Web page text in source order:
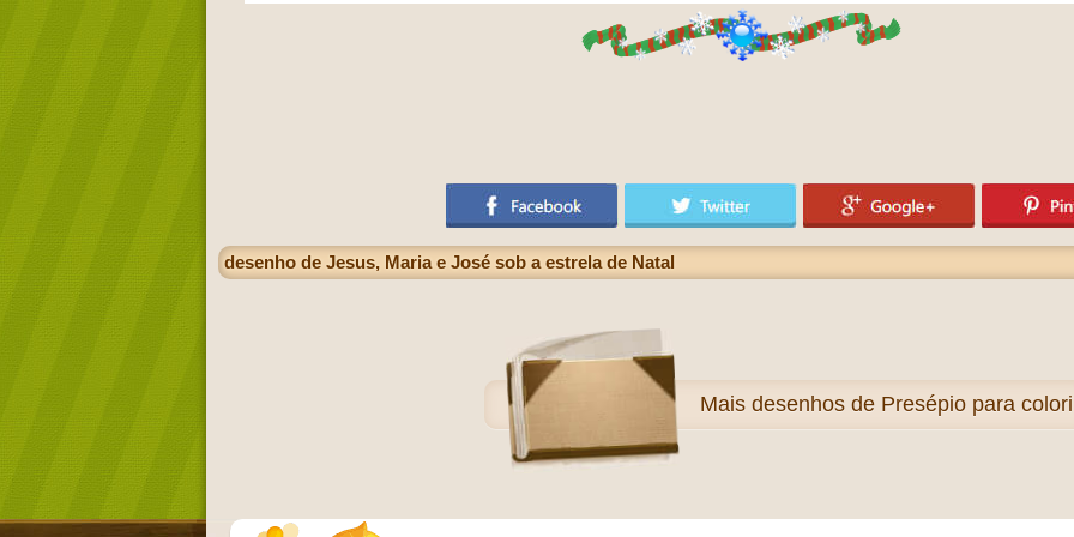
desenho de Jesus, Maria e José sob a estrela de Natal
Mais desenhos de Presépio para